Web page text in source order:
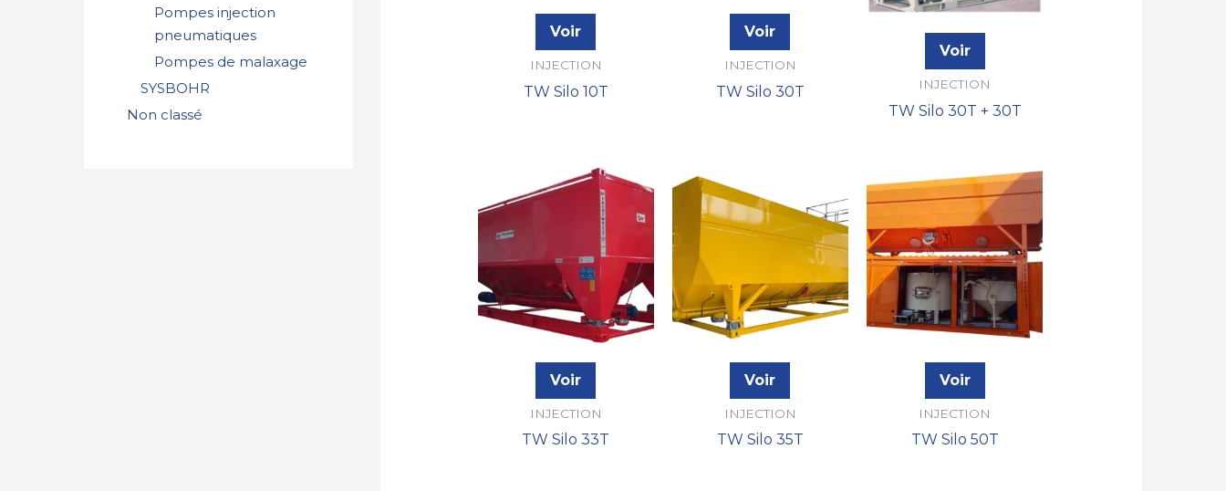
Pompes injection
pneumatiques
Pompes de malaxage
SYSBOHR
Non classé
Voir
INJECTION
TW Silo 10T
Voir
INJECTION
TW Silo 30T
Voir
INJECTION
TW Silo 30T + 30T
Voir
INJECTION
TW Silo 33T
Voir
INJECTION
TW Silo 35T
Voir
INJECTION
TW Silo 50T